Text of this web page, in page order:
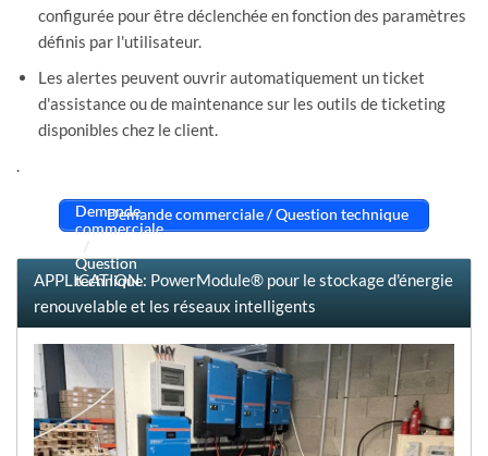
configurée pour être déclenchée en fonction des paramètres
définis par l'utilisateur.
Les alertes peuvent ouvrir automatiquement un ticket
d'assistance ou de maintenance sur les outils de ticketing
disponibles chez le client.
.
Demande commerciale / Question technique
APPLICATION : PowerModule® pour le stockage d'énergie
renouvelable et les réseaux intelligents